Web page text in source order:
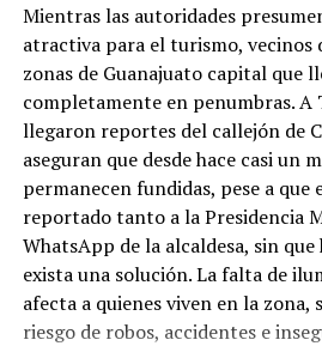
Mientras las autoridades
atractiva para el turismo, vecinos
zonas de Guanajuato capital que
completamente en penumbras. A
llegaron reportes del callejón de
aseguran que desde hace casi un
permanecen fundidas, pese a que
reportado tanto a la Presidencia
WhatsApp de la alcaldesa, sin
exista una solución. La falta de
afecta a quienes viven en la
riesgo de robos, accidentes e